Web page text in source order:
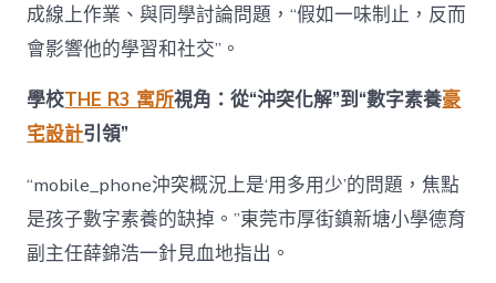
成線上作業、與同學討論問題，“假如一味制止，反而
會影響他的學習和社交”。
學校THE R3 寓所視角：從“沖突化解”到“數字素養豪
宅設計引領”
“mobile_phone沖突概況上是‘用多用少’的問題，焦點
是孩子數字素養的缺掉。”東莞市厚街鎮新塘小學德育
副主任薛錦浩一針見血地指出。